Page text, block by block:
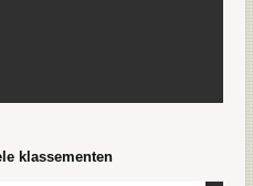
klassementen